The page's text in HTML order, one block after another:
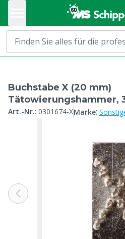
Buchstabe X (20 mm)
Tätowierungshammer,
Art.-Nr.: 0301674-XMarke: